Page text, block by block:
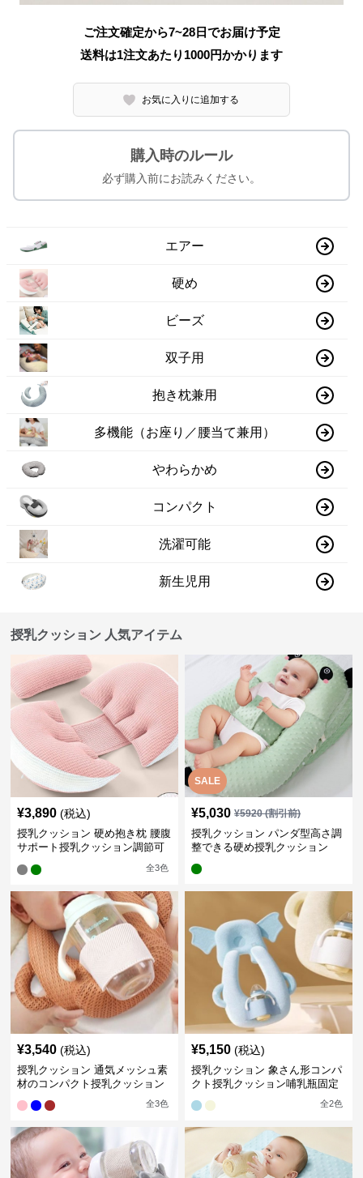
ご注文確定から7~28日でお届け予定
送料は1注文あたり 1000円かかります
お気に入りに追加する
購入時のルール
必ず購入前にお読みください。
エアー
硬め
ビーズ
双子用
抱き枕兼用
多機能（お座り／腰当て兼用）
やわらかめ
コンパクト
洗濯可能
新生児用
授乳クッション 人気アイテム
¥3,890 (税込)
授乳クッション 硬め抱き枕 腰腹
サポート授乳クッション調節可
全3色
SALE
¥5,030 ¥5920(割引前)
授乳クッション パンダ型高さ調
整できる硬め授乳クッション
¥3,540 (税込)
授乳クッション 通気メッシュ素
材のコンパクト授乳クッション
全3色
¥5,150 (税込)
授乳クッション 象さん形コンパ
クト授乳クッション哺乳瓶固定
全2色